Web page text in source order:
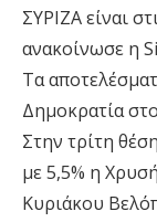
ΣΥΡΙΖΑ είναι
ανακοίνωσε η
Τα
Δημοκρατία
Στην τρίτη
με 5,5% η
Κυριάκου